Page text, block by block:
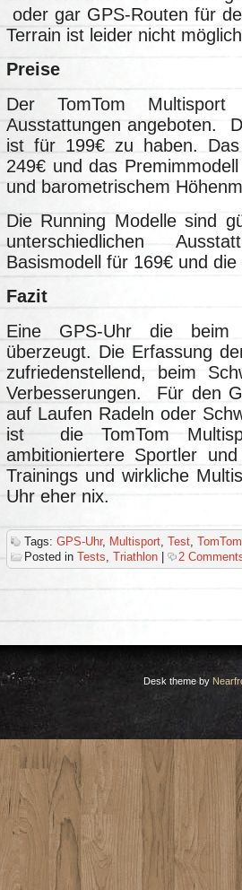
oder gar GPS-Routen für
Terrain ist leider nicht
Preise
Der TomTom
Ausstattungen angeboten.
ist für 199€ zu haben.
249€ und das
und barometrischem
Die Running Modelle sind
unterschiedlichen
Basismodell für 169€ und
Fazit
Eine GPS-Uhr die
überzeugt. Die Erfassung
zufriedenstellend, beim
Verbesserungen. Für den
auf Laufen Radeln oder
ist die TomTom
ambitioniertere Sportler
Trainings und wirkliche
Uhr eher nix.
Tags: GPS-Uhr, Multisport, Test, TomTom
Posted in Tests, Triathlon 2
Desk theme by